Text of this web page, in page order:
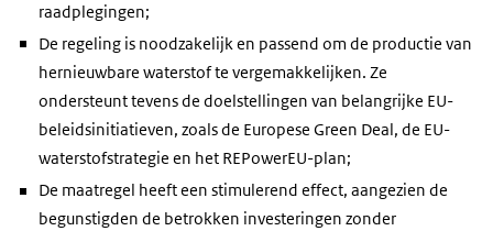
raadplegingen;
De regeling is noodzakelijk en passend om de productie van
hernieuwbare waterstof te vergemakkelijken. Ze
ondersteunt tevens de doelstellingen van belangrijke EU-
beleidsinitiatieven, zoals de Europese Green Deal, de EU-
waterstofstrategie en het REPowerEU-plan;
De maatregel heeft een stimulerend effect, aangezien de
begunstigden de betrokken investeringen zonder